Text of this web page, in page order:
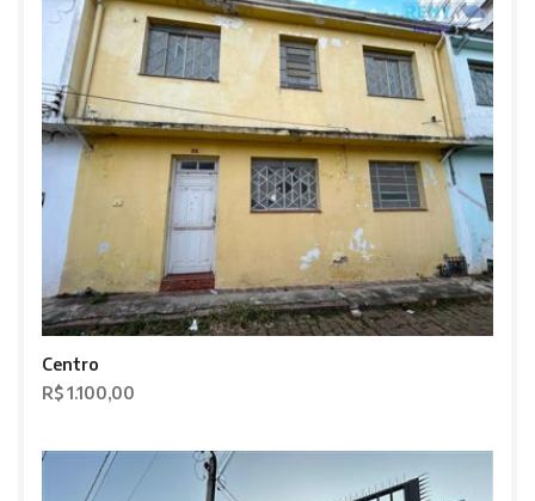
Centro
R$ 1.100,00